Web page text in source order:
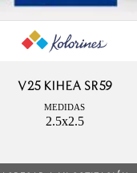
V25 KIHEA SR59
MEDIDAS
2.5x2.5